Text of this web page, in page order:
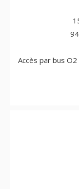
Accès par bus